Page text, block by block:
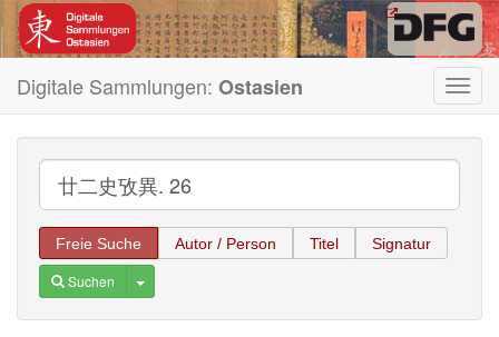
Digitale Sammlungen: Ostasien
Freie Suche Autor / Person Titel Signatur
Suchen Toggle Dropdown